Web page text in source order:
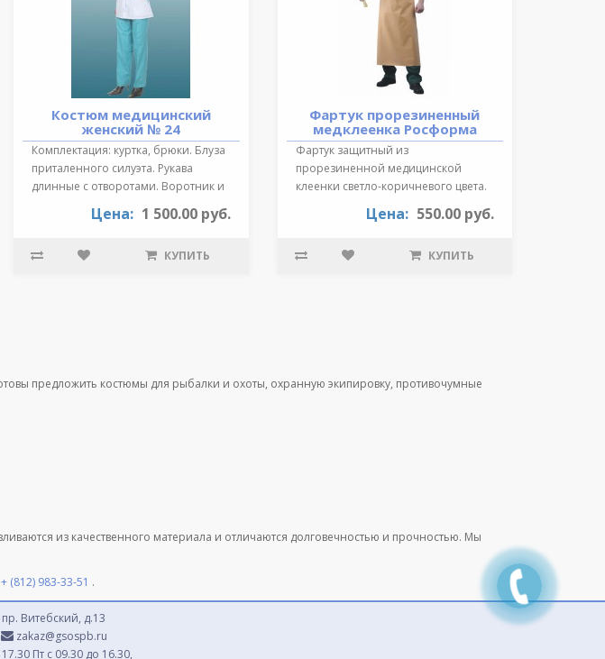
Костюм медицинский
женский № 24
Комплектация: куртка, брюки. Блуза
приталенного силуэта. Рукава
длинные с отворотами. Воротник и
Цена: 1 500.00 руб.
КУПИТЬ
Фартук прорезиненный
медклеенка Росформа
Фартук защитный из
прорезиненной медицинской
клеенки светло-коричневого цвета.
Цена: 550.00 руб.
КУПИТЬ
предложить костюмы для рыбалки и охоты, охранную экипировку, противочумные
из качественного материала и отличаются долговечностью и прочностью. Мы
+ (812) 983-33-51 .
Витебский, д.13
zakaz@gsospb.ru
Пт с 09.30 до 16.30,